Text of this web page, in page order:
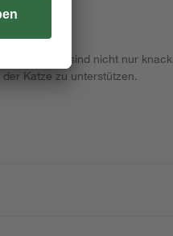
sind nicht nur
Katze zu unterstützen.